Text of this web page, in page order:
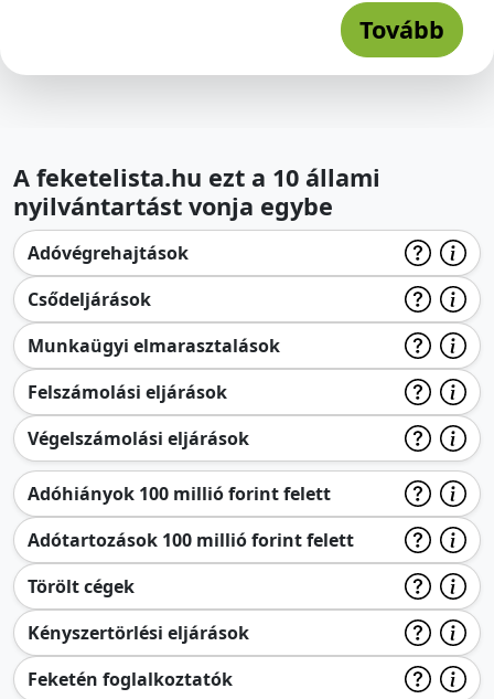
Tovább
A feketelista.hu ezt a 10 állami
nyilvántartást vonja egybe
Adóvégrehajtások
Csődeljárások
Munkaügyi elmarasztalások
Felszámolási eljárások
Végelszámolási eljárások
Adóhiányok 100 millió forint felett
Adótartozások 100 millió forint felett
Törölt cégek
Kényszertörlési eljárások
Feketén foglalkoztatók